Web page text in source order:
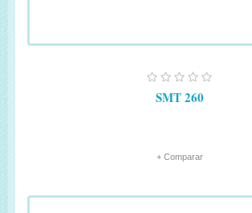
SMT 260
+ Comparar